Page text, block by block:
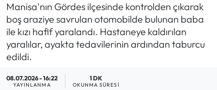
Manisa'nın Gördes ilçesinde kontrolden çıkarak
boş araziye savrulan otomobilde bulunan baba
ile kızı hafif yaralandı. Hastaneye kaldırılan
yaralılar, ayakta tedavilerinin ardından taburcu
edildi.
08.07.2026 - 16:22
YAYINLANMA
1 DK
OKUNMA SÜRESI